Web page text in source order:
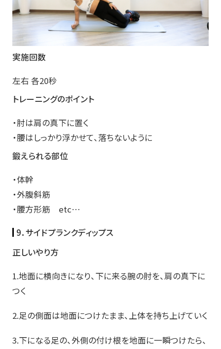
実施回数
左右 各20秒
トレーニングのポイント
・肘は肩の真下に置く
・腰はしっかり浮かせて、落ちないように
鍛えられる部位
・体幹
・外腹斜筋
・腰方形筋 etc…
9．サイドプランクディップス
正しいやり方
1.地面に横向きになり、下に来る腕の肘を、肩の真下に
つく
2.足の側面は地面につけたまま、上体を持ち上げていく
3.下になる足の、外側の付け根を地面に一瞬つけたら、